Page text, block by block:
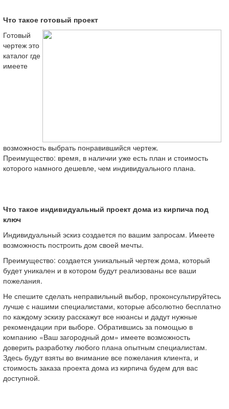
Что такое готовый проект
Готовый
чертеж это
каталог где
имеете
возможность выбрать понравившийся чертеж.
Преимущество: время, в наличии уже есть план и стоимость
которого намного дешевле, чем индивидуального плана.
Что такое индивидуальный проект дома из кирпича под
ключ
Индивидуальный эскиз создается по вашим запросам. Имеете
возможность построить дом своей мечты.
Преимущество: создается уникальный чертеж дома, который
будет уникален и в котором будут реализованы все ваши
пожелания.
Не спешите сделать неправильный выбор, проконсультируйтесь
лучше с нашими специалистами, которые абсолютно бесплатно
по каждому эскизу расскажут все нюансы и дадут нужные
рекомендации при выборе. Обратившись за помощью в
компанию «Ваш загородный дом» имеете возможность
доверить разработку любого плана опытным специалистам.
Здесь будут взяты во внимание все пожелания клиента, и
стоимость заказа проекта дома из кирпича будем для вас
доступной.